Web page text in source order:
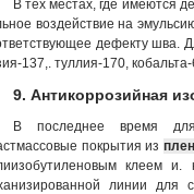
В тех местах, где имеются
воздействие на
дефекту шва.
137,. туллия-170,
9. Антикоррозийная
В последнее время для
покрытия из
клеем
линии для